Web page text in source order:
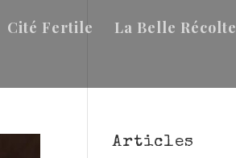
Cité Fertile
La Belle Récolte
Articles